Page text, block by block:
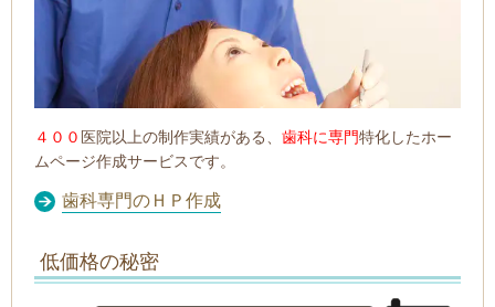
４００ 医院以上の制作実績がある、 歯科に専門特化したホー
ムページ作成サービスです。
歯科専門のＨＰ作成
低価格の秘密